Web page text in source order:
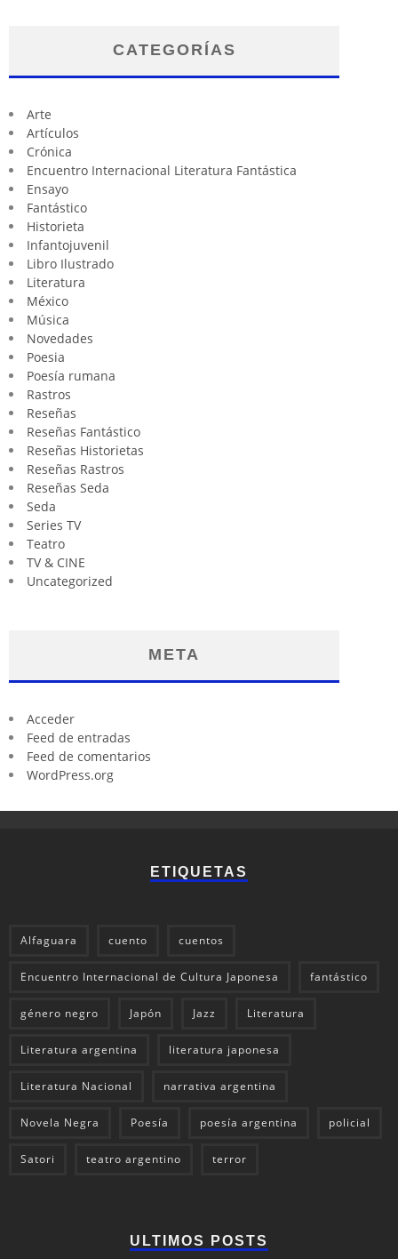
CATEGORÍAS
Arte
Artículos
Crónica
Encuentro Internacional Literatura Fantástica
Ensayo
Fantástico
Historieta
Infantojuvenil
Libro Ilustrado
Literatura
México
Música
Novedades
Poesia
Poesía rumana
Rastros
Reseñas
Reseñas Fantástico
Reseñas Historietas
Reseñas Rastros
Reseñas Seda
Seda
Series TV
Teatro
TV & CINE
Uncategorized
META
Acceder
Feed de entradas
Feed de comentarios
WordPress.org
ETIQUETAS
Alfaguara cuento cuentos
Encuentro Internacional de Cultura Japonesa fantástico
género negro Japón Jazz Literatura
Literatura argentina literatura japonesa
Literatura Nacional narrativa argentina
Novela Negra Poesía poesía argentina policial
Satori teatro argentino terror
ULTIMOS POSTS